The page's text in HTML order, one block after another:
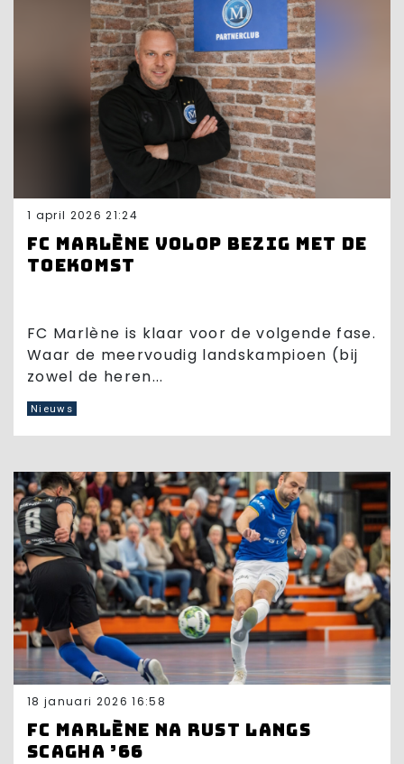
1 april 2026 21:24
FC Marlène volop bezig met de
toekomst
FC Marlène is klaar voor de volgende fase.
Waar de meervoudig landskampioen (bij
zowel de heren...
Nieuws
18 januari 2026 16:58
FC Marlène na rust langs
Scagha ’66